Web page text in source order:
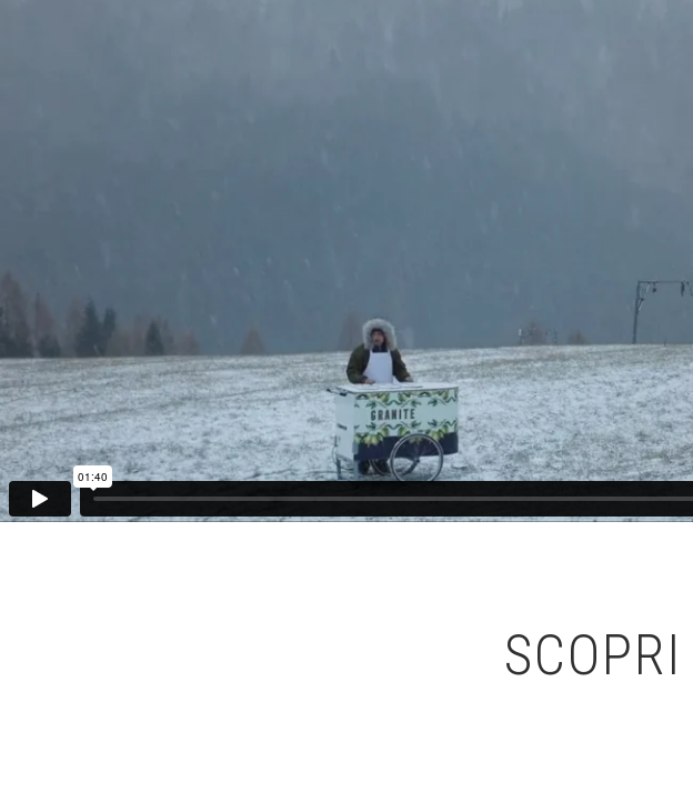
SCOPRI